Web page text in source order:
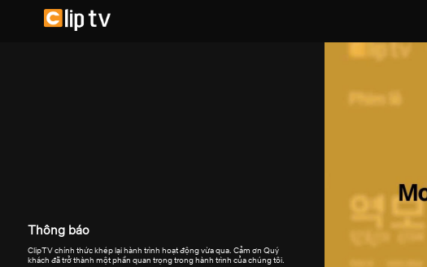
Thông báo
ClipTV chính thức khép lại hành trình hoạt động vừa qua. Cảm ơn Quý
khách đã trở thành một phần quan trọng trong hành trình của chúng tôi.